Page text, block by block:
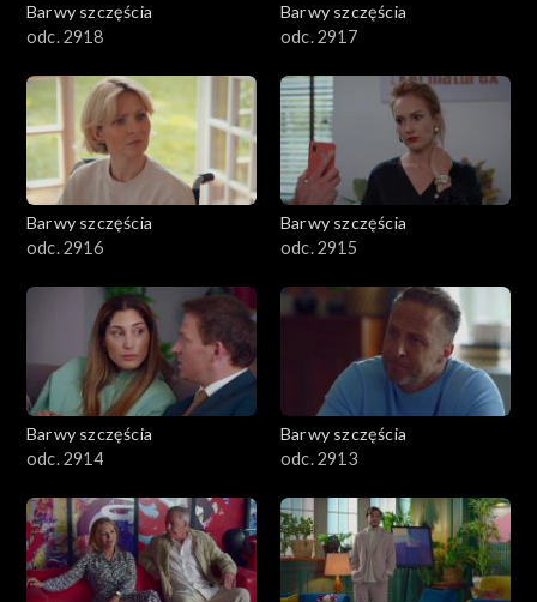
Barwy szczęścia
odc. 2918
Barwy szczęścia
odc. 2917
Barwy szczęścia
odc. 2916
Barwy szczęścia
odc. 2915
Barwy szczęścia
odc. 2914
Barwy szczęścia
odc. 2913